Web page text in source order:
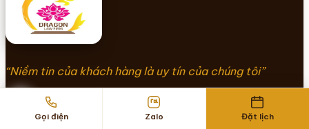
“Niềm tin của khách hàng là uy tín của chúng tôi”
CÔNG TY LUẬT TNHH DRAGON
Số ĐKKD: 0104313092
Gọi điện Zalo Đặt lịch